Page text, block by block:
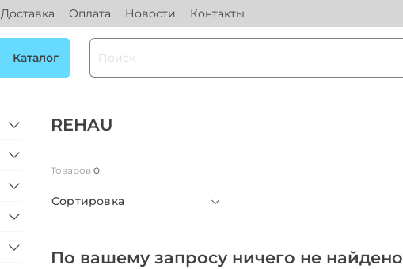
Доставка Оплата Новости Контакты
Каталог
REHAU
Товаров 0
Сортировка
По вашему запросу ничего не найдено